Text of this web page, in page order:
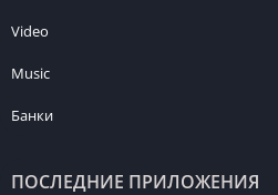
Video
Music
Банки
ПОСЛЕДНИЕ ПРИЛОЖЕНИЯ